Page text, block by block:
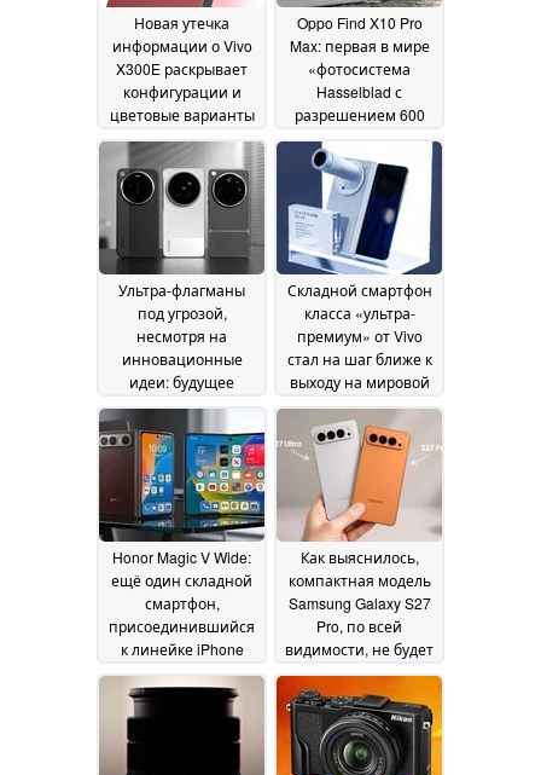
Новая утечка
информации о Vivo
X300E раскрывает
конфигурации и
цветовые варианты
14 July 2026
Oppo Find X10 Pro
Max: первая в мире
«фотосистема
Hasselblad с
разрешением 600
МП» становится всё
ближе к серийному
производству
13 July
2026
Ультра-флагманы
под угрозой,
несмотря на
инновационные
идеи: будущее
моделей Xiaomi 18
Ultra, Vivo X500 Ultra
и Oppo Find X10 Ultra
12 July 2026
Складной смартфон
класса «ультра-
премиум» от Vivo
стал на шаг ближе к
выходу на мировой
рынок09 July 2026
Honor Magic V Wide:
ещё один складной
смартфон,
присоединившийся
к линейке iPhone
Ultra, оснащённый
мощным
аккумулятором
07 July
Как выяснилось,
компактная модель
Samsung Galaxy S27
Pro, по всей
видимости, не будет
оснащаться
процессором
Snapdragon 8 Elite
Gen 6 во всех
конфигурациях07 July